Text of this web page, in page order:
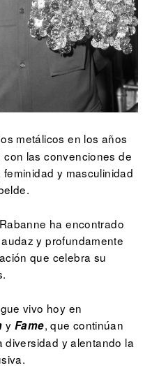
metálicos en los años
las convenciones de
y masculinidad
ha encontrado
y profundamente
que celebra su
vivo hoy en
y Fame, que continúan
y alentando la